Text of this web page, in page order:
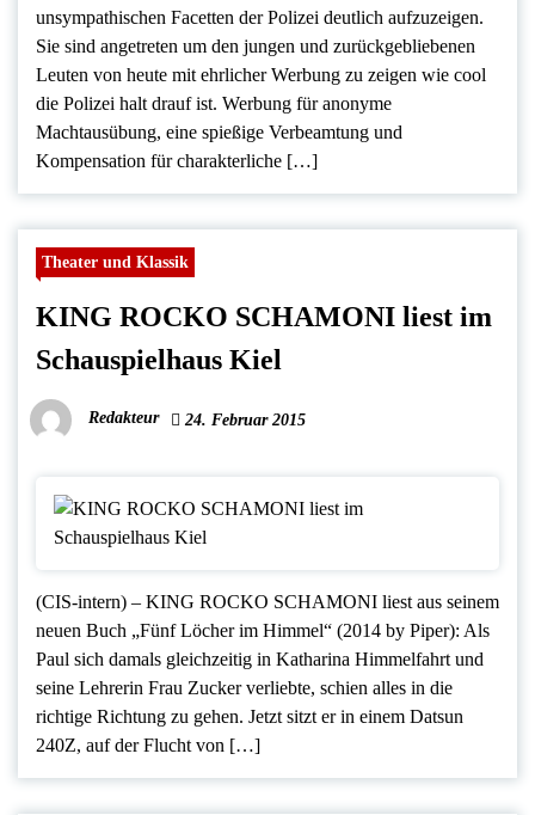
unsympathischen Facetten der Polizei deutlich aufzuzeigen.
Sie sind angetreten um den jungen und zurückgebliebenen
Leuten von heute mit ehrlicher Werbung zu zeigen wie cool
die Polizei halt drauf ist. Werbung für anonyme
Machtausübung, eine spießige Verbeamtung und
Kompensation für charakterliche […]
Theater und Klassik
KING ROCKO SCHAMONI liest im
Schauspielhaus Kiel
Redakteur 24. Februar 2015
(CIS-intern) – KING ROCKO SCHAMONI liest aus seinem
neuen Buch „Fünf Löcher im Himmel“ (2014 by Piper): Als
Paul sich damals gleichzeitig in Katharina Himmelfahrt und
seine Lehrerin Frau Zucker verliebte, schien alles in die
richtige Richtung zu gehen. Jetzt sitzt er in einem Datsun
240Z, auf der Flucht von […]